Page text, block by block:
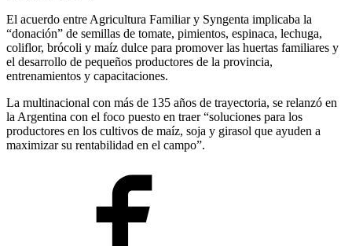
El acuerdo entre Agricultura Familiar y Syngenta implicaba la
“donación” de semillas de tomate, pimientos, espinaca, lechuga,
coliflor, brócoli y maíz dulce para promover las huertas familiares y
el desarrollo de pequeños productores de la provincia,
entrenamientos y capacitaciones.
La multinacional con más de 135 años de trayectoria, se relanzó en
la Argentina con el foco puesto en traer “soluciones para los
productores en los cultivos de maíz, soja y girasol que ayuden a
maximizar su rentabilidad en el campo”.